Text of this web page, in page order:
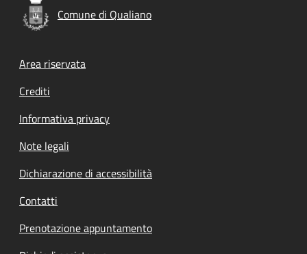
Comune di Qualiano
Footer menu
Area riservata
Crediti
Informativa privacy
Note legali
Dichiarazione di accessibilità
Contatti
Prenotazione appuntamento